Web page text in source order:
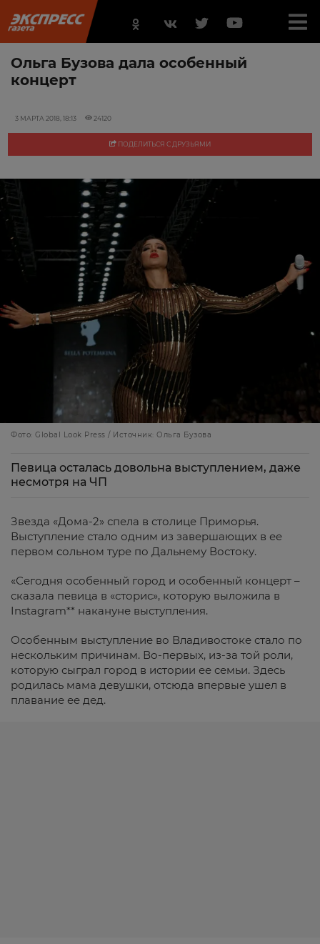
Ольга Бузова дала особенный
концерт
3 МАРТА 2018, 18:13 24120
ПОДЕЛИТЬСЯ С ДРУЗЬЯМИ
Фото: Global Look Press / Источник: Ольга Бузова
Певица осталась довольна выступлением, даже
несмотря на ЧП
Звезда «Дома-2» спела в столице Приморья.
Выступление стало одним из завершающих в ее
первом сольном туре по Дальнему Востоку.
«Сегодня особенный город и особенный концерт –
сказала певица в «сторис», которую выложила в
Instagram** накануне выступления.
Особенным выступление во Владивостоке стало по
нескольким причинам. Во-первых, из-за той роли,
которую сыграл город в истории ее семьи. Здесь
родилась мама девушки, отсюда впервые ушел в
плавание ее дед.